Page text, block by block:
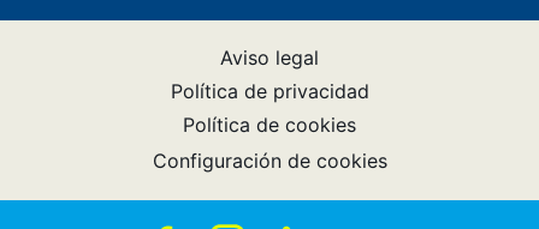
Aviso legal
Política de privacidad
Política de cookies
Configuración de cookies